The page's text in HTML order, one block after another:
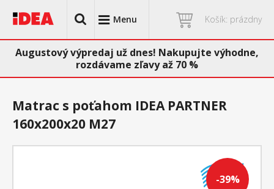
Menu Košík: prázdny
Augustový výpredaj už dnes! Nakupujte výhodne,
rozdávame zľavy až 70 %
-39%
Matrac s poťahom IDEA PARTNER
160x200x20 M27